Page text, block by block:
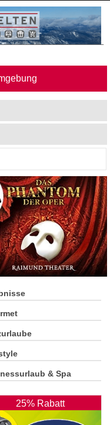
& Spa
25% Rabatt